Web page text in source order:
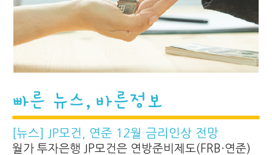
빠른 뉴스, 바른정보
[뉴스] JP모건, 연준 12월 금리인상 전망
월가 투자은행 JP모건은 연방준비제도(FRB·연준)